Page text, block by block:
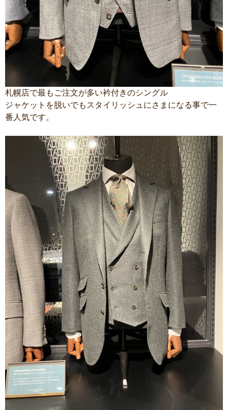
札幌店で最もご注文が多い衿付きのシングル
ジャケットを脱いでもスタイリッシュにさまになる事で一
番人気です。